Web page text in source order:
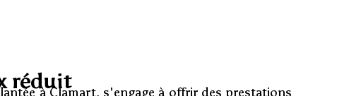
réduit
à Clamart, s'engage à offrir des prestations